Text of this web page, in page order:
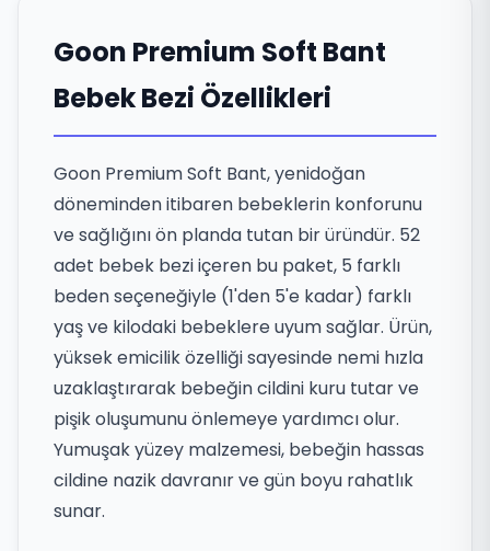
Goon Premium Soft Bant
Bebek Bezi Özellikleri
Goon Premium Soft Bant, yenidoğan
döneminden itibaren bebeklerin konforunu
ve sağlığını ön planda tutan bir üründür. 52
adet bebek bezi içeren bu paket, 5 farklı
beden seçeneğiyle (1'den 5'e kadar) farklı
yaş ve kilodaki bebeklere uyum sağlar. Ürün,
yüksek emicilik özelliği sayesinde nemi hızla
uzaklaştırarak bebeğin cildini kuru tutar ve
pişik oluşumunu önlemeye yardımcı olur.
Yumuşak yüzey malzemesi, bebeğin hassas
cildine nazik davranır ve gün boyu rahatlık
sunar.